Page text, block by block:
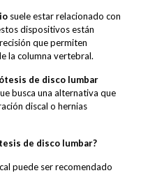
suele estar relacionado con
dispositivos están
que permiten
la columna vertebral.
de disco lumbar
busca una alternativa que
discal o hernias
de disco lumbar?
puede ser recomendado